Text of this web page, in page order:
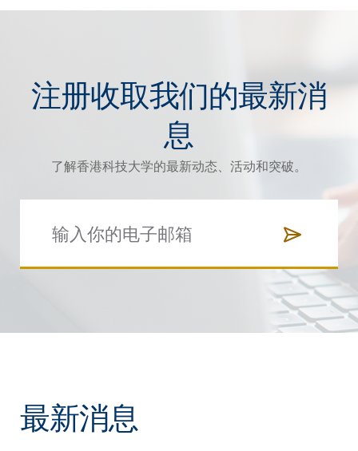
注册收取我们的最新消
息
了解香港科技大学的最新动态、活动和突破。
最新消息